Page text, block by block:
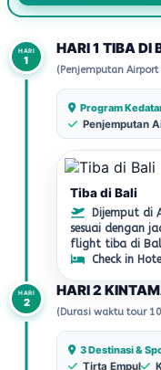
HARI
1
HARI 1 TIBA DI
(Penjemputan
Program
Penjemputan
Tiba di Bali
Dijemput di
sesuai dengan
flight tiba di
Check in
HARI
2
HARI 2
(Durasi waktu tour
3 Destinasi &
Tirta Empul